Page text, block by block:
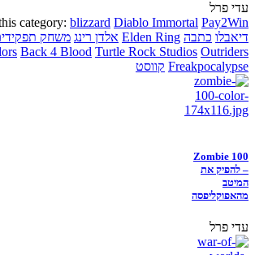
עדי פרל
category: blizzard Diablo Immortal Pay2Win
דיאבלו כתבה Elden Ring אלדן רינג משחק
Back 4 Blood Turtle Rock Studios Outriders
Freakpocalypse קווסט
Zombie 100
– להפיק את
המיטב
מהאפוקליפסה
עדי פרל